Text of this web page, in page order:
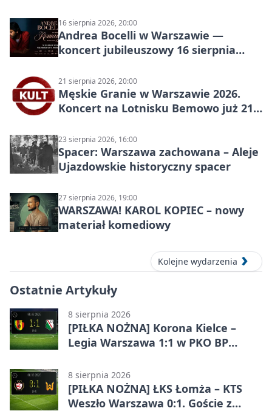
16 sierpnia 2026, 20:00
Andrea Bocelli w Warszawie —
koncert jubileuszowy 16 sierpnia
21 sierpnia 2026, 20:00
Męskie Granie w Warszawie 2026.
Koncert na Lotnisku Bemowo już 21
23 sierpnia 2026, 16:00
Spacer: Warszawa zachowana – Aleje
Ujazdowskie historyczny spacer
27 sierpnia 2026, 19:00
WARSZAWA! KAROL KOPIEC – nowy
materiał komediowy
Kolejne wydarzenia
Ostatnie Artykuły
8 sierpnia 2026
[PIŁKA NOŻNA] Korona Kielce –
Legia Warszawa 1:1 w PKO BP
zwycięstwo z rąk
8 sierpnia 2026
[PIŁKA NOŻNA] ŁKS Łomża – KTS
Weszło Warszawa 0:1. Goście z